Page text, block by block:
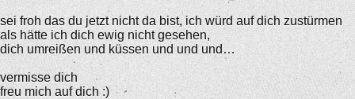
sei froh das du jetzt nicht da bist, ich würd auf dich zustürmen
als hätte ich dich ewig nicht gesehen,
dich umreißen und küssen und und und…
vermisse dich
freu mich auf dich :)